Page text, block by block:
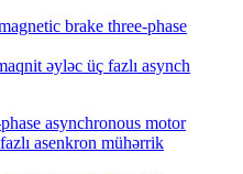
əyləc üç fazlı asynch
asenkron mühərrik